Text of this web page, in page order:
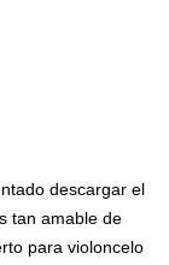
descargar el
tan amable de
para violoncelo